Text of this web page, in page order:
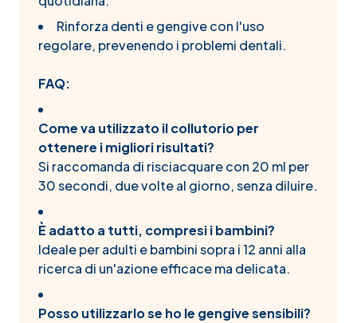
Rinforza denti e gengive con l'uso
regolare, prevenendo i problemi dentali.
FAQ:
Come va utilizzato il collutorio per
ottenere i migliori risultati?
Si raccomanda di risciacquare con 20 ml per
30 secondi, due volte al giorno, senza diluire.
È adatto a tutti, compresi i bambini?
Ideale per adulti e bambini sopra i 12 anni alla
ricerca di un'azione efficace ma delicata.
Posso utilizzarlo se ho le gengive sensibili?